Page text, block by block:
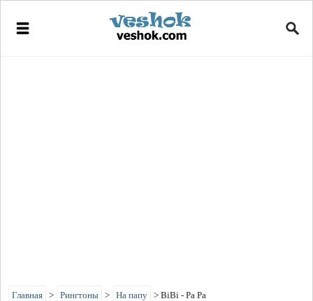
Главная > Рингтоны > На папу > BiBi - Pa Pa